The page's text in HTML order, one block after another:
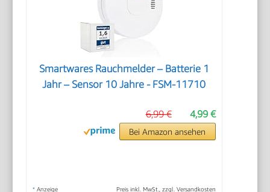
Smartwares Rauchmelder – Batterie 1
Jahr – Sensor 10 Jahre - FSM-11710
4,99 €
6,99 €
Bei Amazon ansehen
* Anzeige Preis inkl. MwSt., zzgl. Versandkosten